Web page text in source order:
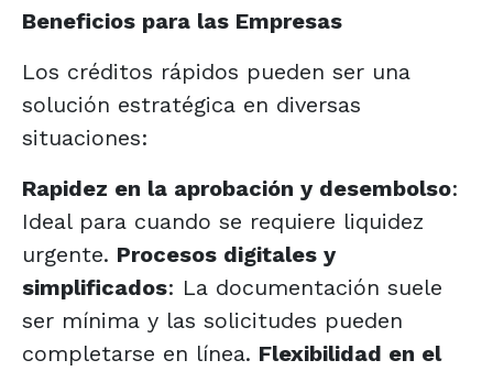
Beneficios para las Empresas
Los créditos rápidos pueden ser una
solución estratégica en diversas
situaciones:
Rapidez en la aprobación y desembolso:
Ideal para cuando se requiere liquidez
urgente. Procesos digitales y
simplificados: La documentación suele
ser mínima y las solicitudes pueden
completarse en línea. Flexibilidad en el